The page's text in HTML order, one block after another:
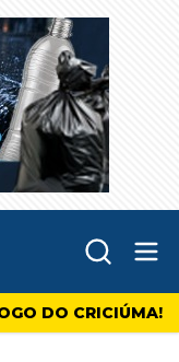
DO CRICIÚMA!